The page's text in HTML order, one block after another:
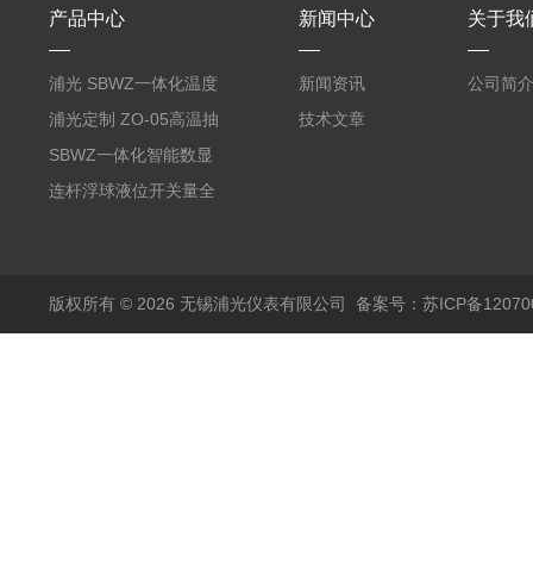
产品中心
浦光 SBWZ一体化温度
变送器传感器 防爆热电
阻PT100 数显远传4-
20mA2
浦光定制 ZO-05高温抽
气式氧化锆分析仪 防爆
耐腐蚀检测仪
SBWZ一体化智能数显
温度变送器传感器防爆
连杆浮球液位开关量全
新闻中心
新闻资讯
技术文章
关于我
公司简介
版权所有 © 2026 无锡浦光仪表有限公司 备案号：苏ICP备